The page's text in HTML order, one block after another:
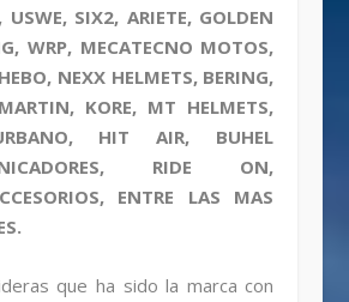
USWE, SIX2, ARIETE, GOLDEN
WRP, MECATECNO MOTOS,
NEXX HELMETS, BERING,
KORE, MT HELMETS,
HIT AIR, BUHEL
RIDE ON,
ENTRE LAS MAS
que ha sido la marca con